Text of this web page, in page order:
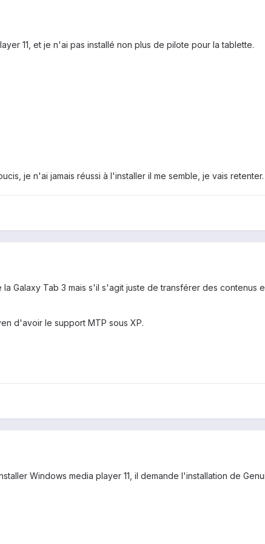
11, et je n'ai pas installé non plus de pilote pour la tablette.
je n'ai jamais réussi à l'installer il me semble, je vais retenter.
Galaxy Tab 3 mais s'il s'agit juste de transférer des contenus
d'avoir le support MTP sous XP.
Windows media player 11, il demande l'installation de